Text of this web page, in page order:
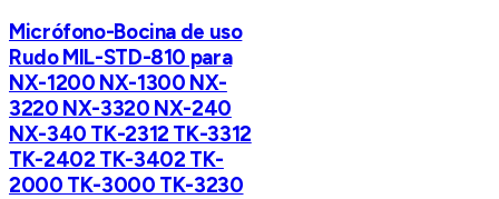
Micrófono-Bocina de uso
Rudo MIL-STD-810 para
NX-1200 NX-1300 NX-
3220 NX-3320 NX-240
NX-340 TK-2312 TK-3312
TK-2402 TK-3402 TK-
2000 TK-3000 TK-3230